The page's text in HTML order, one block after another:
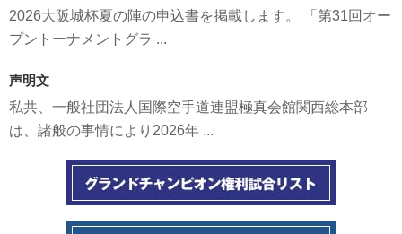
2026大阪城杯夏の陣の申込書を掲載します。 「第31回オー
プントーナメントグラ ...
声明文
私共、一般社団法人国際空手道連盟極真会館関西総本部
は、諸般の事情により2026年 ...